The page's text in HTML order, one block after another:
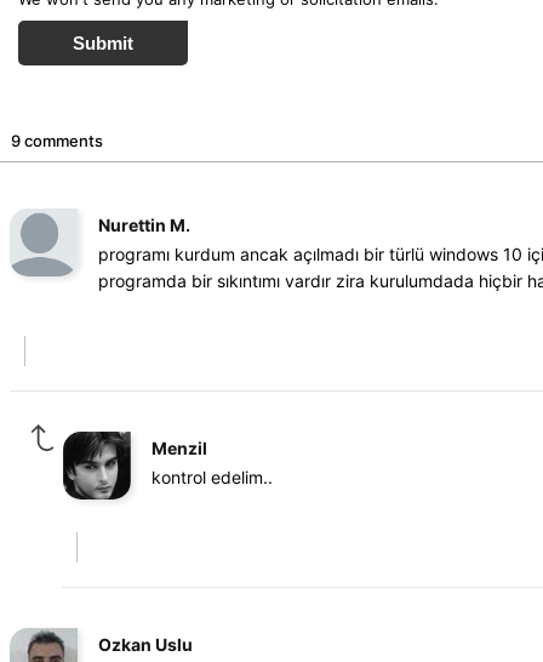
Submit
9 comments
Nurettin M.
programı kurdum ancak açılmadı bir türlü windows 10
programda bir sıkıntımı vardır zira kurulumdada hiçbir
Menzil
kontrol edelim..
Ozkan Uslu